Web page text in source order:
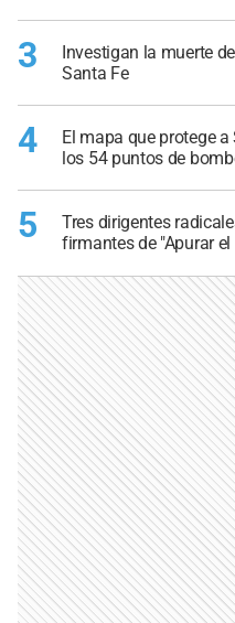
3
Investigan la muerte
Santa Fe
4
El mapa que protege
los 54 puntos de
5
Tres dirigentes
firmantes de "Apurar el